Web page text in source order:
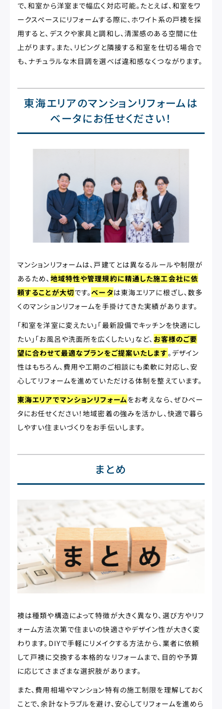
で、和室から洋室まで幅広く対応可能。たとえば、和室をワ
ークスペースにリフォームする際に、ホワイト系の戸襖を採
用すると、デスクや家具と調和し、清潔感のある空間に仕
上がります。また、リビングと隣接する和室を仕切る場合で
も、ナチュラルな木目調を選べば違和感なくつながります。
東海エリアのマンションリフォームは
ベータにお任せください！
マンションリフォームは、戸建てとは異なるルールや制限が
あるため、 地域特性や管理規約に精通した施工会社に依
頼することが大切です。ベータは東海エリアに根ざし、数多
くのマンションリフォームを手掛けてきた実績があります。
「和室を洋室に変えたい」「最新設備でキッチンを快適にし
たい」「お風呂や洗面所を広くしたい」など、 お客様のご要
望に合わせて最適なプランをご提案いたします。デザイン
性はもちろん、費用や工期のご相談にも柔軟に対応し、安
心してリフォームを進めていただける体制を整えています。
東海エリアでマンションリフォームをお考えなら、ぜひベー
タにお任せください！地域密着の強みを活かし、快適で暮ら
しやすい住まいづくりをお手伝いします。
まとめ
襖は種類や構造によって特徴が大きく異なり、選び方やリフ
ォーム方法次第で住まいの快適さやデザイン性が大きく変
わります。DIYで手軽にリメイクする方法から、業者に依頼
して戸襖に交換する本格的なリフォームまで、目的や予算
に応じてさまざまな選択肢があります。
また、費用相場やマンション特有の施工制限を理解しておく
ことで、余計なトラブルを避け、安心してリフォームを進めら